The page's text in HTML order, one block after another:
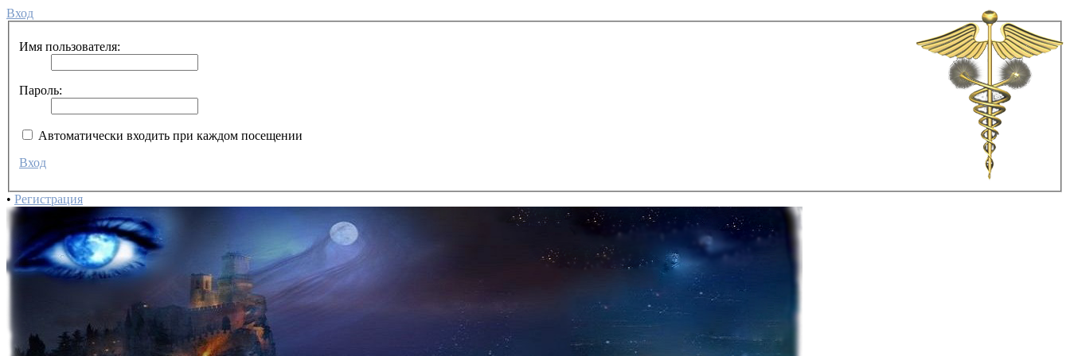
Вход
Имя пользователя:
Пароль:
Автоматически входить при каждом посещении
Вход
• Регистрация